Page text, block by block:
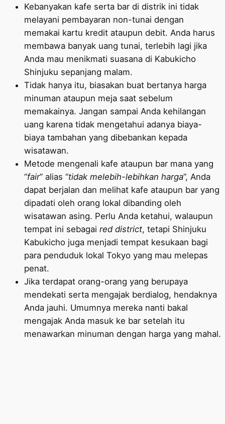
Kebanyakan kafe serta bar di distrik ini tidak
melayani pembayaran non-tunai dengan
memakai kartu kredit ataupun debit. Anda harus
membawa banyak uang tunai, terlebih lagi jika
Anda mau menikmati suasana di Kabukicho
Shinjuku sepanjang malam.
Tidak hanya itu, biasakan buat bertanya harga
minuman ataupun meja saat sebelum
memakainya. Jangan sampai Anda kehilangan
uang karena tidak mengetahui adanya biaya-
biaya tambahan yang dibebankan kepada
wisatawan.
Metode mengenali kafe ataupun bar mana yang
“fair” alias “tidak melebih-lebihkan harga”, Anda
dapat berjalan dan melihat kafe ataupun bar yang
dipadati oleh orang lokal dibanding oleh
wisatawan asing. Perlu Anda ketahui, walaupun
tempat ini sebagai red district, tetapi Shinjuku
Kabukicho juga menjadi tempat kesukaan bagi
para penduduk lokal Tokyo yang mau melepas
penat.
Jika terdapat orang-orang yang berupaya
mendekati serta mengajak berdialog, hendaknya
Anda jauhi. Umumnya mereka nanti bakal
mengajak Anda masuk ke bar setelah itu
menawarkan minuman dengan harga yang mahal.